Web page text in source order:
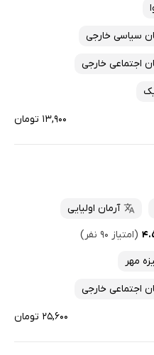
سیاسی خارجی
اجتماعی خارجی
۱۳,۹۰۰ تومان
آرمان اولیایی
(امتیاز ۹۰ نفر)
مهر
اجتماعی خارجی
۲۵,۶۰۰ تومان